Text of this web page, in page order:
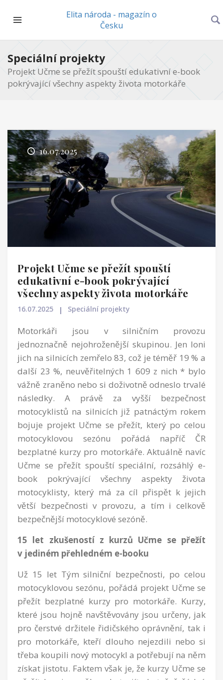
Elita národa - magazín o
Česku
Speciální projekty
Projekt Učme se přežít spouští edukativní e-book
pokrývající všechny aspekty života motorkáře
16.07.2025
Projekt Učme se přežít spouští
edukativní e-book pokrývající
všechny aspekty života motorkáře
16.07.2025 Speciální projekty
Motorkáři jsou v silničním provozu
jednoznačně nejohroženější skupinou. Jen loni
jich na silnicích zemřelo 83, což je téměř 19 % a
další 23 %, neuvěřitelných 1 609 z nich * bylo
vážně zraněno nebo si doživotně odneslo trvalé
následky. A právě za vyšší bezpečnost
motocyklistů na silnicích již patnáctým rokem
bojuje projekt Učme se přežít, který po celou
motocyklovou sezónu pořádá napříč ČR
bezplatné kurzy pro motorkáře. Aktuálně navíc
Učme se přežít spouští speciální, rozsáhlý e-
book pokrývající všechny aspekty života
motocyklisty, který má za cíl přispět k jejich
větší bezpečnosti v provozu, a tím i celkově
bezpečnější motocyklové sezóně.
15 let zkušeností z kurzů Učme se přežít
v jediném přehledném e-booku
Už 15 let Tým silniční bezpečnosti, po celou
motocyklovou sezónu, pořádá projekt Učme se
přežít bezplatné kurzy pro motorkáře. Kurzy,
které jsou hojně navštěvovány jsou určeny, jak
pro čerstvé držitele řidičského oprávnění, tak i
pro motorkáře, kteří dlouho nejezdili nebo si
třeba koupili nový motocykl a potřebují na něm
získat jistotu. Faktem však je, že kurzy Učme se